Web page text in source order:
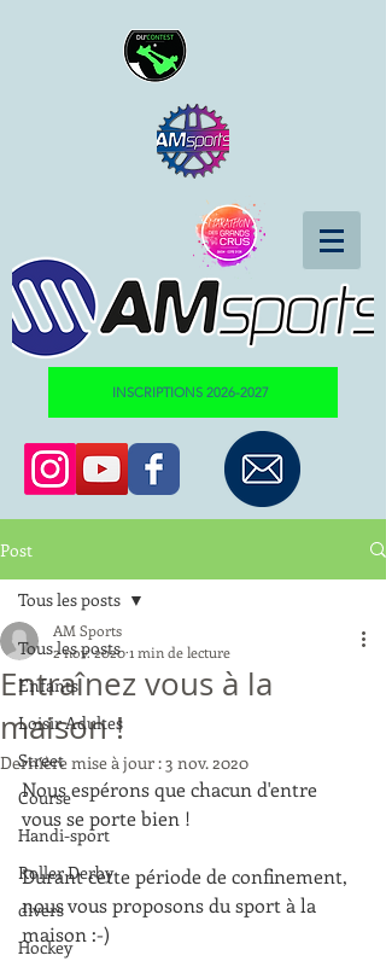
INSCRIPTIONS 2026-2027
Post
Tous les posts
Enfants
Loisir Adultes
Street
Course
Handi-sport
Roller Derby
divers
Hockey
Tous les posts
Entraînez vous à la
maison !
AM Sports
2 nov. 20201 min de lecture
Dernière mise à jour :3 nov. 2020
Nous espérons que chacun d'entre
vous se porte bien !
Durant cette période de confinement,
nous vous proposons du sport à la
maison :-)